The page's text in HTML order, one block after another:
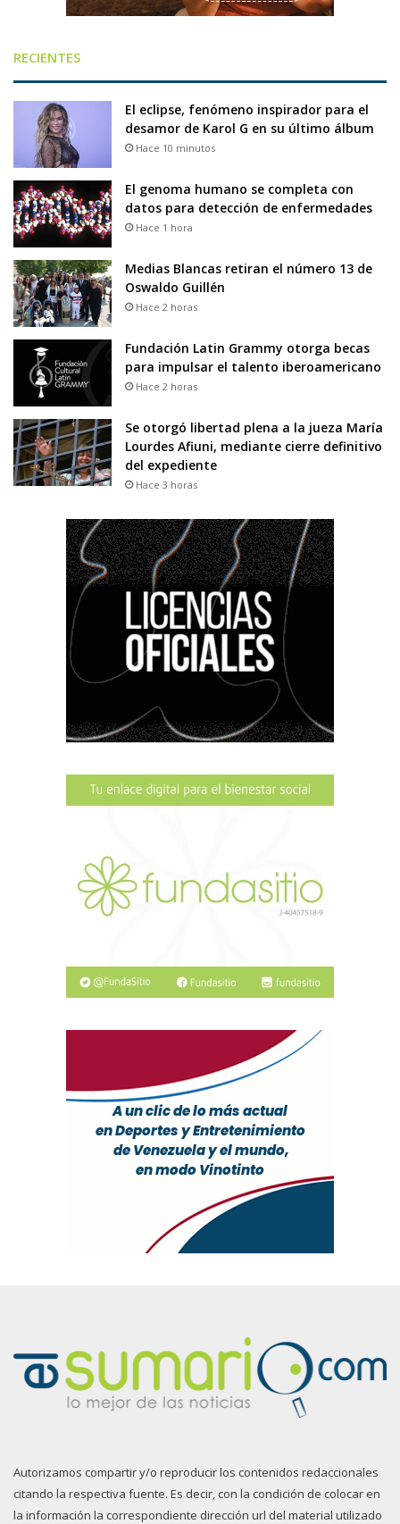
RECIENTES
El eclipse, fenómeno inspirador para el
desamor de Karol G en su último álbum
Hace 10 minutos
El genoma humano se completa con
datos para detección de enfermedades
Hace 1 hora
Medias Blancas retiran el número 13 de
Oswaldo Guillén
Hace 2 horas
Fundación Latin Grammy otorga becas
para impulsar el talento iberoamericano
Hace 2 horas
Se otorgó libertad plena a la jueza María
Lourdes Afiuni, mediante cierre definitivo
del expediente
Hace 3 horas
Autorizamos compartir y/o reproducir los contenidos redaccionales
citando la respectiva fuente. Es decir, con la condición de colocar en
la información la correspondiente dirección url del material utilizado